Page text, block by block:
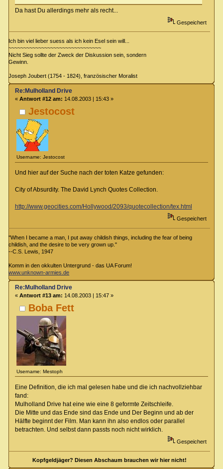
Da hast Du allerdings mehr als recht...
Gespeichert
Ich bin viel lieber suess als ich kein Esel sein will...
~~~~~~~~~~~~~~~~~~~~~~~~~~~~~~~
Nicht Sieg sollte der Zweck der Diskussion sein, sondern
Gewinn.
Joseph Joubert (1754 - 1824), französischer Moralist
Jestocost
Username: Jestocost
Re:Mulholland Drive
« Antwort #12 am: 14.08.2003 | 15:43 »
Und hier auf der Suche nach der toten Katze gefunden:
City of Absurdity. The David Lynch Quotes Collection.
http://www.geocities.com/Hollywood/2093/quotecollection/tex.html
Gespeichert
"When I became a man, I put away childish things, including the fear of being
childish, and the desire to be very grown up."
--C.S. Lewis, 1947
Komm in den okkulten Untergrund - das UA Forum!
www.unknown-armies.de
Boba Fett
Username: Mestoph
Re:Mulholland Drive
« Antwort #13 am: 14.08.2003 | 15:47 »
Eine Definition, die ich mal gelesen habe und die ich nachvollziehbar
fand:
Mulholland Drive hat eine wie eine 8 geformte Zeitschleife.
Die Mitte und das Ende sind das Ende und Der Beginn und ab der
Hälfte beginnt der Film. Man kann ihn also endlos oder parallel
betrachten. Und selbst dann passts noch nicht wirklich.
Gespeichert
Kopfgeldjäger? Diesen Abschaum brauchen wir hier nicht!